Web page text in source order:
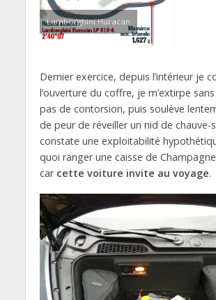
Lamborghini Huracan
Dernier exercice, depuis l’intérieur je
l’ouverture du coffre, je m’extirpe
pas de contorsion, puis soulève
de peur de réveiller un nid de chauve-
constate une exploitabilité
quoi ranger une caisse de
car cette voiture invite au voyage.